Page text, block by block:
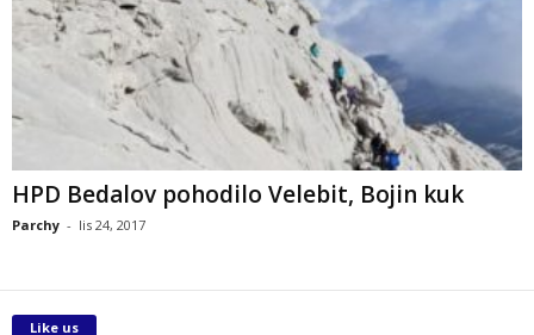
HPD Bedalov pohodilo Velebit, Bojin kuk
Parchy - lis 24, 2017
Like us